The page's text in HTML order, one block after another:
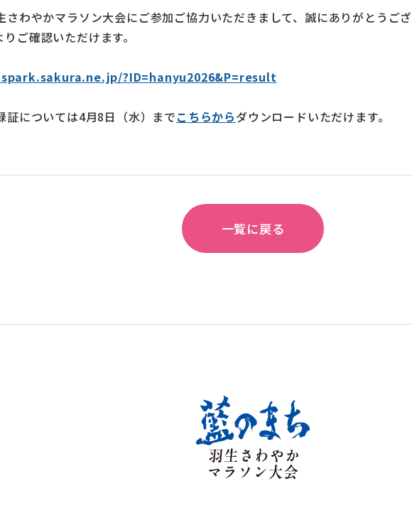
わやかマラソン大会にご参加ご協力いただきまして、誠にありがとうござ
ご確認いただけます。
?ID=hanyu2026&P=result
証については4月8日（水）までこちらからダウンロードいただけます。
一覧に戻る